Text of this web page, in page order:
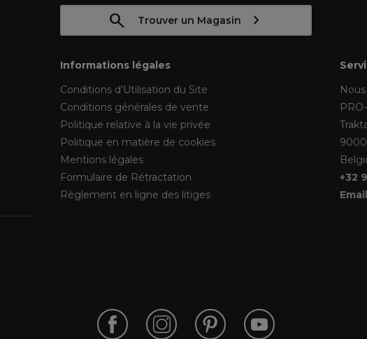
Trouver un Magasin
Informations légales
Conditions d’Utilisation du Site
Conditions générales de vente
Politique relative à la vie privée
Politique en matière de cookies
Mentions légales
Formulaire de Rétractation
Règlement en ligne des litiges
+32